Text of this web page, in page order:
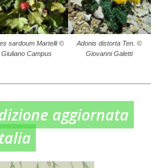
sardoum Martelli ©
Giuliano Campus
Adonis distorta Ten. ©
Giovanni Galetti
aggiornata